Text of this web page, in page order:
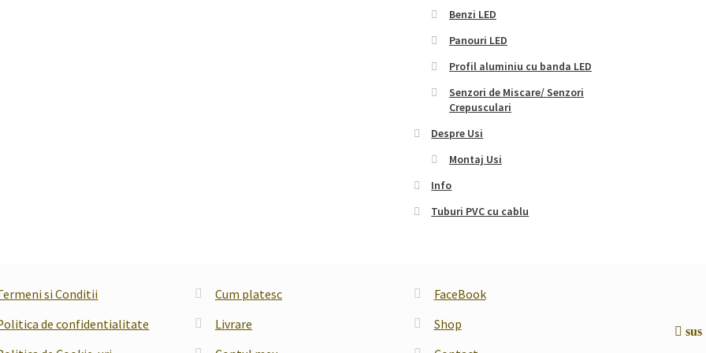
Benzi LED
Panouri LED
Profil aluminiu cu banda LED
Senzori de Miscare/ Senzori
Crepusculari
Despre Usi
Montaj Usi
Info
Tuburi PVC cu cablu
si Conditii
de confidentialitate
Cum platesc
Livrare
FaceBook
Shop
sus